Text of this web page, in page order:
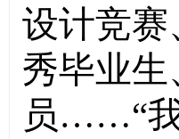
设计竞
秀毕业
员……“我